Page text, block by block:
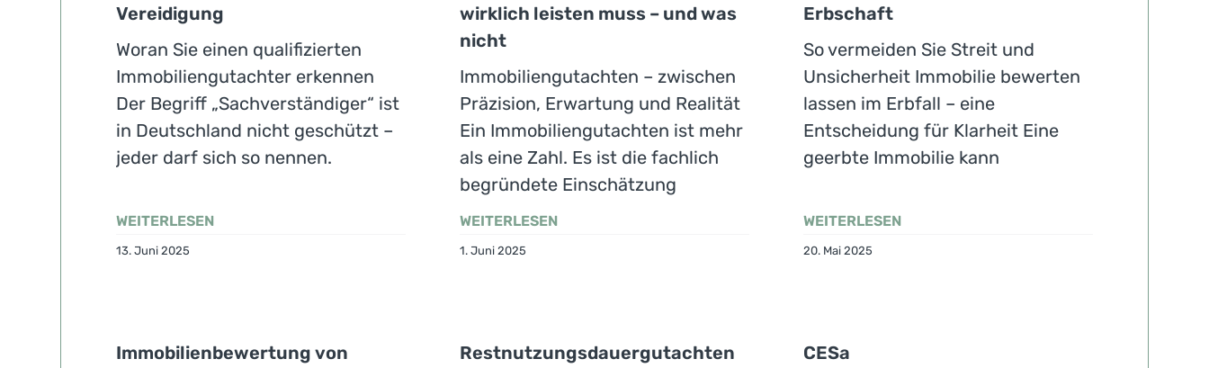
Vereidigung
Woran Sie einen qualifizierten
Immobiliengutachter erkennen
Der Begriff „Sachverständiger“ ist
in Deutschland nicht geschützt –
jeder darf sich so nennen.
WEITERLESEN
13. Juni 2025
wirklich leisten muss – und was
nicht
Immobiliengutachten – zwischen
Präzision, Erwartung und Realität
Ein Immobiliengutachten ist mehr
als eine Zahl. Es ist die fachlich
begründete Einschätzung
WEITERLESEN
1. Juni 2025
Erbschaft
So vermeiden Sie Streit und
Unsicherheit Immobilie bewerten
lassen im Erbfall – eine
Entscheidung für Klarheit Eine
geerbte Immobilie kann
WEITERLESEN
20. Mai 2025
Immobilienbewertung von
Restnutzungsdauergutachten
CESa